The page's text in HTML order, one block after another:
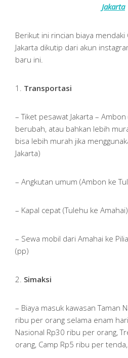
Jakarta
Berikut ini rincian biaya mendaki
Jakarta dikutip dari akun
baru ini.
1. Transportasi
– Tiket pesawat Jakarta –
berubah, atau bahkan lebih
bisa lebih murah jika
Jakarta)
– Angkutan umum (Ambon ke
– Kapal cepat (Tulehu ke
– Sewa mobil dari Amahai ke
(pp)
2. Simaksi
– Biaya masuk kawasan Taman
ribu per orang selama enam
Nasional Rp30 ribu per orang,
orang, Camp Rp5 ribu per